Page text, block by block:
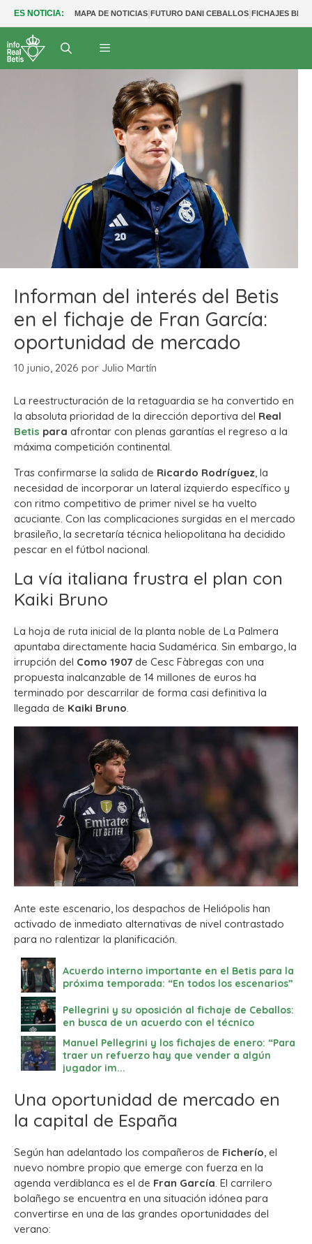
ES NOTICIA: MAPA DE NOTICIAS|FUTURO DANI CEBALLOS|FICHAJES
Informan del interés del Betis
en el fichaje de Fran García:
oportunidad de mercado
10 junio, 2026 por Julio Martín
La reestructuración de la retaguardia se ha convertido en
la absoluta prioridad de la dirección deportiva del Real
Betis para afrontar con plenas garantías el regreso a la
máxima competición continental.
Tras confirmarse la salida de Ricardo Rodríguez, la
necesidad de incorporar un lateral izquierdo específico y
con ritmo competitivo de primer nivel se ha vuelto
acuciante. Con las complicaciones surgidas en el mercado
brasileño, la secretaría técnica heliopolitana ha decidido
pescar en el fútbol nacional.
La vía italiana frustra el plan con
Kaiki Bruno
La hoja de ruta inicial de la planta noble de La Palmera
apuntaba directamente hacia Sudamérica. Sin embargo, la
irrupción del Como 1907 de Cesc Fàbregas con una
propuesta inalcanzable de 14 millones de euros ha
terminado por descarrilar de forma casi definitiva la
llegada de Kaiki Bruno.
Ante este escenario, los despachos de Heliópolis han
activado de inmediato alternativas de nivel contrastado
para no ralentizar la planificación.
Acuerdo interno importante en el Betis para la
próxima temporada: “En todos los escenarios”
Pellegrini y su oposición al fichaje de Ceballos:
en busca de un acuerdo con el técnico
Manuel Pellegrini y los fichajes de enero: “Para
traer un refuerzo hay que vender a algún
jugador im...
Una oportunidad de mercado en
la capital de España
Según han adelantado los compañeros de Ficherío, el
nuevo nombre propio que emerge con fuerza en la
agenda verdiblanca es el de Fran García. El carrilero
bolañego se encuentra en una situación idónea para
convertirse en una de las grandes oportunidades del
verano: